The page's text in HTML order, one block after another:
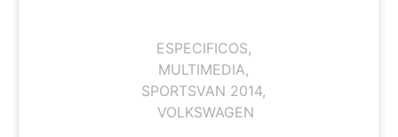
ESPECIFICOS,
MULTIMEDIA,
SPORTSVAN 2014,
VOLKSWAGEN